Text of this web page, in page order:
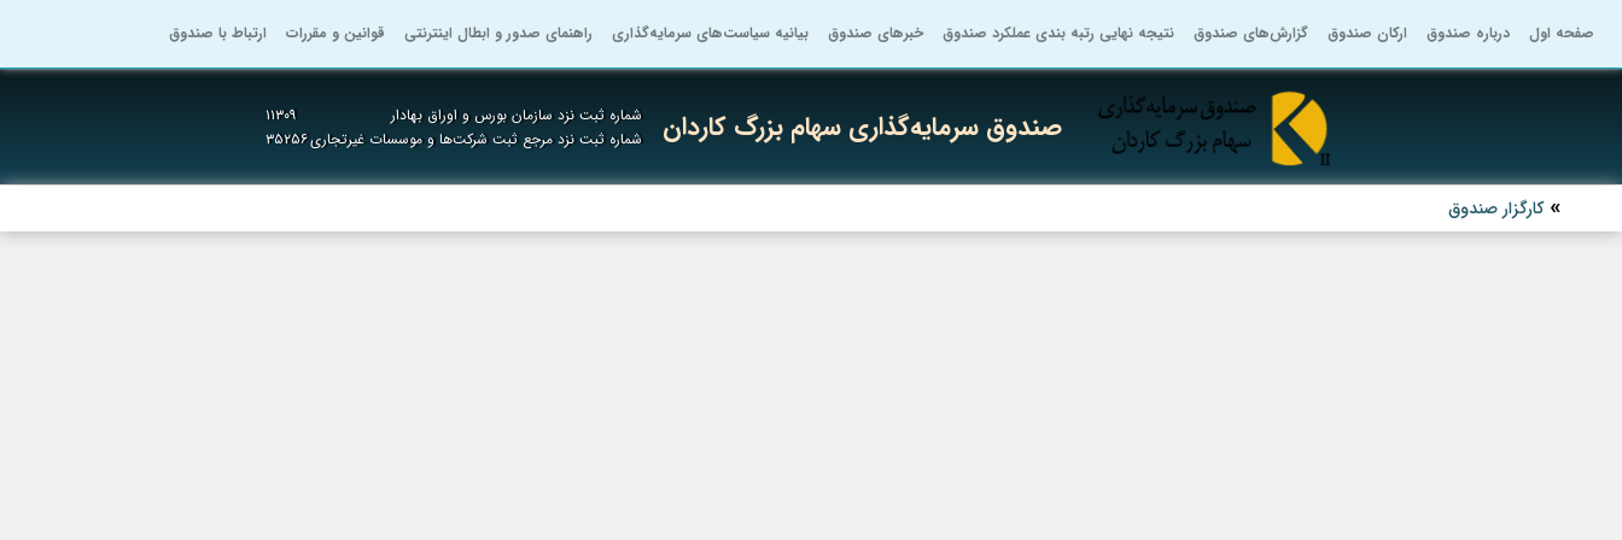
صفحه اول درباره صندوق ارکان صندوق گزارش‌های صندوق نتیجه نهایی رتبه بندی عملکرد صندوق خبرهای صندوق بیانیه سیاست‌های سرمایه‌گذاری راهنمای صدور و ابطال اینترنتی قوانین و مقررات ارتباط با صندوق
صندوق سرمایه‌گذاری سهام بزرگ کاردان شماره ثبت نزد سازمان بورس و اوراق بهادار
۱۱۳۰۹
شماره ثبت نزد مرجع ثبت شرکت‌ها و موسسات غیرتجاری۳۵۲۵۶
کارگزار صندوق